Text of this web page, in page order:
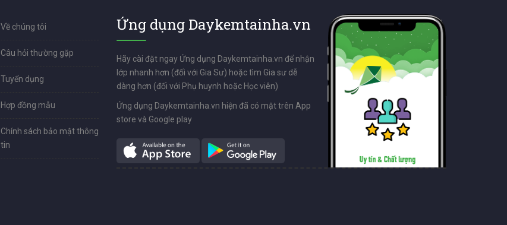
Về chúng tôi
Câu hỏi thường gặp
Tuyển dụng
Hợp đồng mẫu
Chính sách bảo mật thông
tin
Ứng dụng Daykemtainha.vn
Hãy cài đặt ngay Ứng dụng Daykemtainha.vn để nhận
lớp nhanh hơn (đối với Gia Sư) hoặc tìm Gia sư dễ
dàng hơn (đối với Phụ huynh hoặc Học viên)
Ứng dụng Daykemtainha.vn hiện đã có mặt trên App
store và Google play